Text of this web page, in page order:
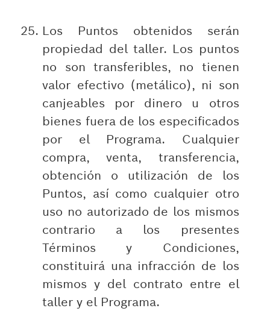
Los Puntos obtenidos serán
propiedad del taller. Los puntos
no son transferibles, no tienen
valor efectivo (metálico), ni son
canjeables por dinero u otros
bienes fuera de los especificados
por el Programa. Cualquier
compra, venta, transferencia,
obtención o utilización de los
Puntos, así como cualquier otro
uso no autorizado de los mismos
contrario a los presentes
Términos y Condiciones,
constituirá una infracción de los
mismos y del contrato entre el
taller y el Programa.